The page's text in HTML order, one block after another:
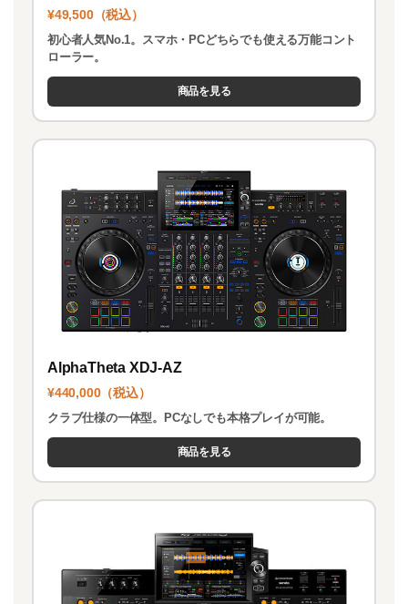
¥49,500（税込）
初心者人気No.1。スマホ・PCどちらでも使える万能コント
ローラー。
商品を見る
AlphaTheta XDJ-AZ
¥440,000（税込）
クラブ仕様の一体型。PCなしでも本格プレイが可能。
商品を見る